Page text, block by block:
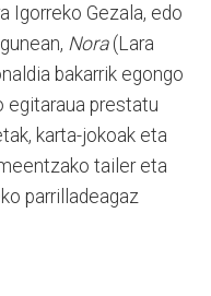
Igorreko Gezala, edo
Nora(Lara
bakarrik egongo
egitaraua prestatu
karta-jokoak eta
tailer eta
parrilladeagaz